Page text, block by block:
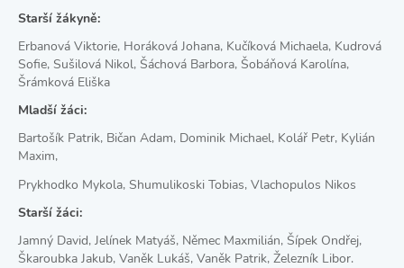
Starší žákyně:
Erbanová Viktorie, Horáková Johana, Kučíková Michaela, Kudrová
Sofie, Sušilová Nikol, Šáchová Barbora, Šobáňová Karolína,
Šrámková Eliška
Mladší žáci:
Bartošík Patrik, Bičan Adam, Dominik Michael, Kolář Petr, Kylián
Maxim,
Prykhodko Mykola, Shumulikoski Tobias, Vlachopulos Nikos
Starší žáci:
Jamný David, Jelínek Matyáš, Němec Maxmilián, Šípek Ondřej,
Škaroubka Jakub, Vaněk Lukáš, Vaněk Patrik, Železník Libor.